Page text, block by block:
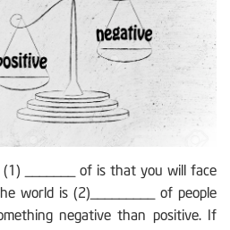
_______ of is that you will face
world is (2)_________ of people
negative than positive. If